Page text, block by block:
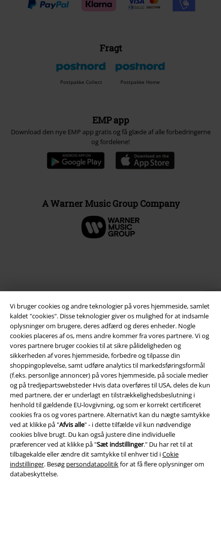
Vi bruger cookies og andre teknologier på vores hjemmeside, samlet
kaldet "cookies". Disse teknologier giver os mulighed for at indsamle
oplysninger om brugere, deres adfærd og deres enheder. Nogle
cookies placeres af os, mens andre kommer fra vores partnere. Vi og
vores partnere bruger cookies til at sikre pålideligheden og
sikkerheden af ​​vores hjemmeside, forbedre og tilpasse din
shoppingoplevelse, samt udføre analytics til markedsføringsformål
(f.eks. personlige annoncer) på vores hjemmeside, på sociale medier
og på tredjepartswebsteder Hvis data overføres til USA, deles de kun
med partnere, der er underlagt en tilstrækkelighedsbeslutning i
henhold til gældende EU-lovgivning, og som er korrekt certificeret
cookies fra os og vores partnere. Alternativt kan du nægte samtykke
ved at klikke på "Afvis alle" - i dette tilfælde vil kun nødvendige
cookies blive brugt. Du kan også justere dine individuelle
præferencer ved at klikke på "Sæt indstillinger." Du har ret til at
tilbagekalde eller ændre dit samtykke til enhver tid iCokie
indstillinger. Besøg persondatapolitikfor at få flere oplysninger om
databeskyttelse.
Fragt
Postpakke Collect Postpakke Home
EMP app
Download den nye EMP app gratis og få glæde af alle forbedringerne
og fordelene!
A Warner Music Group Company
Juridisk
Salgs-, medlems- & leveringsbetingelser
Om EMP Danmark
Persondatapolitik
Bortskaffelse af affald og miljøbeskyttelse
Overensstemmelseserklæring
Oplysninger om tilgængelighed